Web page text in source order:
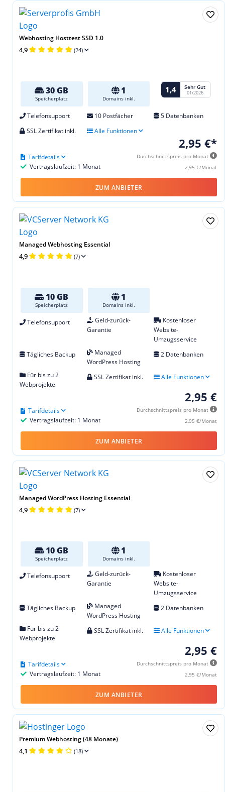
Webhosting Hosttest SSD 1.0
4,9 (24)
30 GB
Speicherplatz
1
Domains inkl.
1,4 Sehr Gut
01/2026
Telefonsupport 10 Postfächer
5 Datenbanken
SSL Zertifikat inkl.
Alle Funktionen
2,95 €*
Durchschnittspreis pro Monat
2,95 €/Monat
Vertragslaufzeit: 1 Monat
Tarifdetails
ZUM ANBIETER
Managed Webhosting Essential
4,9 (7)
10 GB
Speicherplatz
1
Domains inkl.
Telefonsupport
Geld-zurück-
Garantie
Kostenloser
Website-
Umzugsservice
Tägliches Backup
Managed
WordPress Hosting
2 Datenbanken
Für bis zu 2
Webprojekte
SSL Zertifikat inkl. Alle Funktionen
2,95 €
Durchschnittspreis pro Monat
2,95 €/Monat
Vertragslaufzeit: 1 Monat
Tarifdetails
ZUM ANBIETER
Managed WordPress Hosting Essential
4,9 (7)
10 GB
Speicherplatz
1
Domains inkl.
Telefonsupport
Geld-zurück-
Garantie
Kostenloser
Website-
Umzugsservice
Tägliches Backup
Managed
WordPress Hosting
2 Datenbanken
Für bis zu 2
Webprojekte
SSL Zertifikat inkl. Alle Funktionen
2,95 €
Durchschnittspreis pro Monat
2,95 €/Monat
Vertragslaufzeit: 1 Monat
Tarifdetails
ZUM ANBIETER
Premium Webhosting (48 Monate)
4,1 (18)